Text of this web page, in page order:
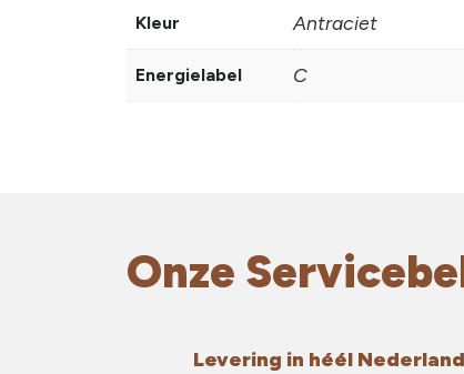
Kleur Antraciet
Energielabel C
Onze
Levering in héél Nederland